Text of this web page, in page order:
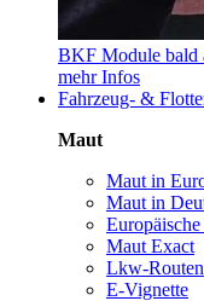
BKF Module bald
mehr Infos
Fahrzeug- &
Maut
Maut in
Maut in
Maut Exact
Lkw-
E-Vignette